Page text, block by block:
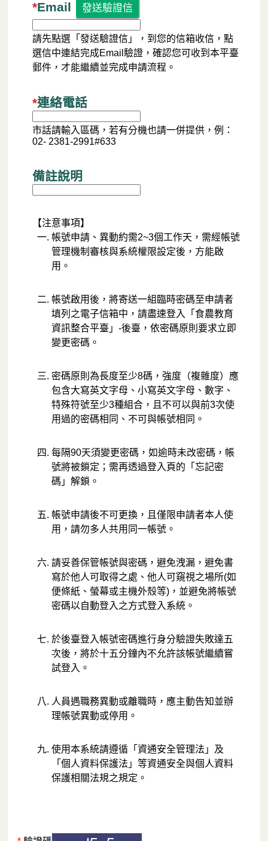
*Email
請先點選「發送驗證信」，到您的信箱收信，點
選信中連結完成Email驗證，確認您可收到本平臺
郵件，才能繼續並完成申請流程。
*連絡電話
市話請輸入區碼，若有分機也請一併提供，例：
02- 2381-2991#633
備註說明
【注意事項】
帳號申請、異動約需2~3個工作天，需經帳號
管理機制審核與系統權限設定後，方能啟
用。
帳號啟用後，將寄送一組臨時密碼至申請者
填列之電子信箱中，請盡速登入「食農教育
資訊整合平臺」-後臺，依密碼原則要求立即
變更密碼。
密碼原則為長度至少8碼，強度（複雜度）應
包含大寫英文字母、小寫英文字母、數字、
特殊符號至少3種組合，且不可以與前3次使
用過的密碼相同、不可與帳號相同。
每隔90天須變更密碼，如逾時未改密碼，帳
號將被鎖定；需再透過登入頁的「忘記密
碼」解鎖。
帳號申請後不可更換，且僅限申請者本人使
用，請勿多人共用同一帳號。
請妥善保管帳號與密碼，避免洩漏，避免書
寫於他人可取得之處、他人可窺視之場所(如
便條紙、螢幕或主機外殼等)，並避免將帳號
密碼以自動登入之方式登入系統。
於後臺登入帳號密碼進行身分驗證失敗達五
次後，將於十五分鐘內不允許該帳號繼續嘗
試登入。
人員遇職務異動或離職時，應主動告知並辦
理帳號異動或停用。
使用本系統請遵循「資通安全管理法」及
「個人資料保護法」等資通安全與個人資料
保護相關法規之規定。